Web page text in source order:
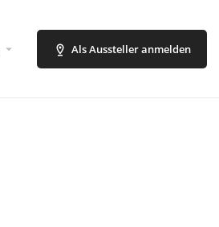
Als Aussteller anmelden